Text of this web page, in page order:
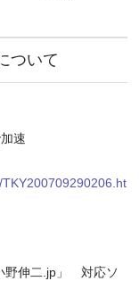
ついて
速
野伸二.jp」 対応ソ